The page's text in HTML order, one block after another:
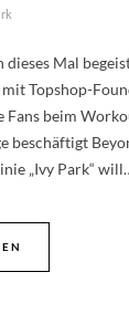
Mal
Topshop-
Fans beim
beschäftigt
„Ivy Park“